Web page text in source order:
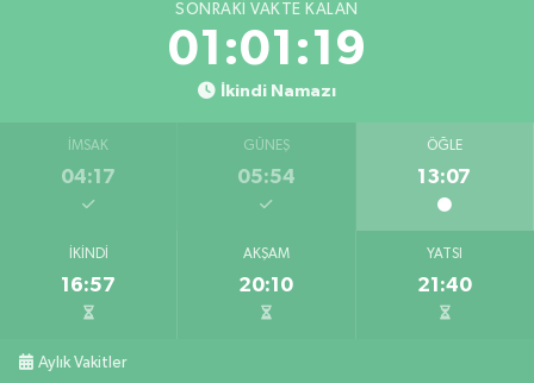
SONRAKI VAKTE KALAN
01:01:18
İkindi Namazı
İMSAK
04:17
GÜNEŞ
05:54
ÖĞLE
13:07
İKINDI
16:57
AKŞAM
20:10
YATSI
21:40
Aylık Vakitler